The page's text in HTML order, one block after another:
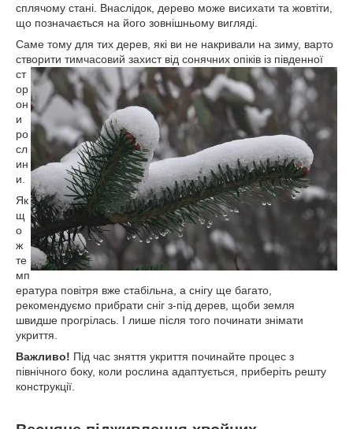
сплячому стані. Внаслідок, дерево може висихати та жовтіти,
що позначається на його зовнішньому вигляді.
Саме тому для тих дерев, які ви не накривали на зиму, варто
створити тимчасовий захист від сонячних опіків із південної
ст
ор
он
и
ро
сл
ин
и.
Як
щ
о
ж
те
мп
ература повітря вже стабільна, а снігу ще багато,
рекомендуємо прибрати сніг з-під дерев, щоби земля
швидше прогрілась. І лише після того починати знімати
укриття.
Важливо! Під час зняття укриття починайте процес з
північного боку, коли рослина адаптується, приберіть решту
конструкції.